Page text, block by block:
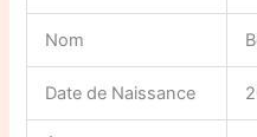
Nom
Date de Naissance